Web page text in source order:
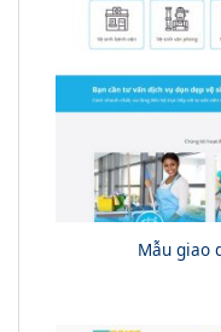
Mẫu giao